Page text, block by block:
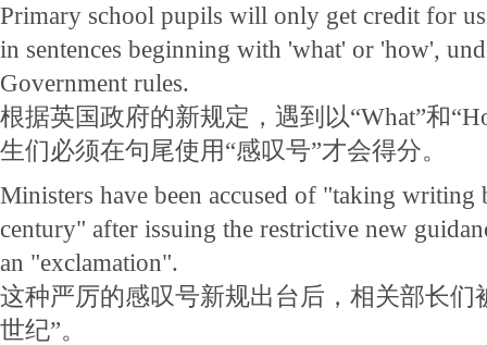
Primary school pupils will only get credit for
in sentences beginning with 'what' or 'how',
Government rules.
根据英国政府的新规定，遇到以“What”和
生们必须在句尾使用“感叹号”才会得分。
Ministers have been accused of "taking writing
century" after issuing the restrictive new
an "exclamation".
这种严厉的感叹号新规出台后，相关部长们
世纪”。